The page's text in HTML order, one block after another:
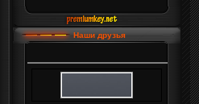
Наши друзья